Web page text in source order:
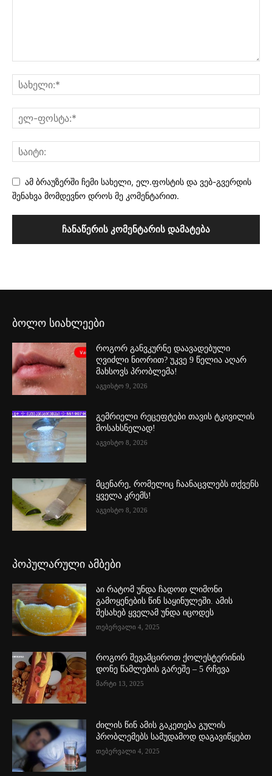
ამ ბრაუზერში ჩემი სახელი, ელ.ფოსტის და ვებ-გვერდის
შენახვა მომდევნო დროს მე კომენტარით.
ბოლო სიახლეები
როგორ განვკურნე დაავადებული
ღვიძლი ნიორით? უკვე 9 წელია აღარ
მახსოვს პრობლემა!
აგვისტო 9, 2026
გემრიელი რეცეფტები თავის ტკივილის
მოსახსნელად!
აგვისტო 8, 2026
მცენარე, რომელიც ჩაანაცვლებს თქვენს
ყველა კრემს!
აგვისტო 8, 2026
პოპულარული ამბები
აი რატომ უნდა ჩადოთ ლიმონი
გამოყენების წინ საყინულეში. ამის
შესახებ ყველამ უნდა იცოდეს
თებერვალი 4, 2025
როგორ შევამციროთ ქოლესტერინის
დონე წამლების გარეშე – 5 რჩევა
მარტი 13, 2025
ძილის წინ ამის გაკეთება გულის
პრობლემებს სამუდამოდ დაგავიწყებთ
თებერვალი 4, 2025